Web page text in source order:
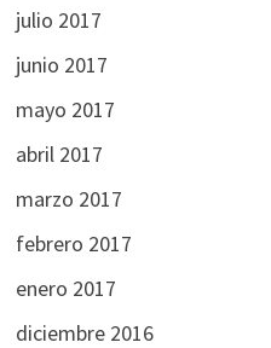
julio 2017
junio 2017
mayo 2017
abril 2017
marzo 2017
febrero 2017
enero 2017
diciembre 2016